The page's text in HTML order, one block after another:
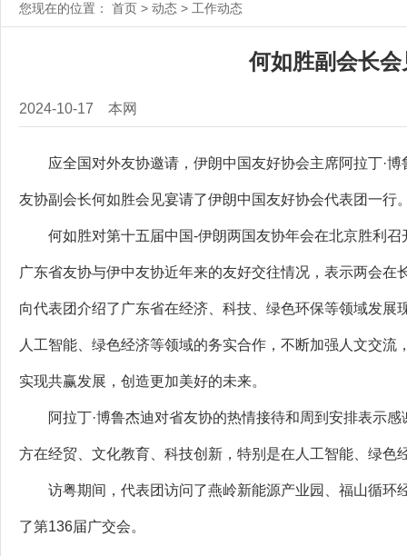
您现在的位置： 首页 > 动态 > 工作动态
何如胜副会长
2024-10-17 本网
应全国对外友协邀请，伊朗中国友好协会主席阿拉丁·博
友协副会长何如胜会见宴请了伊朗中国友好协会代表团一行
何如胜对第十五届中国-伊朗两国友协年会在北京胜利召
广东省友协与伊中友协近年来的友好交往情况，表示两会
向代表团介绍了广东省在经济、科技、绿色环保等领域发
人工智能、绿色经济等领域的务实合作，不断加强人文交
实现共赢发展，创造更加美好的未来。
阿拉丁·博鲁杰迪对省友协的热情接待和周到安排表示感
方在经贸、文化教育、科技创新，特别是在人工智能、绿色
访粤期间，代表团访问了燕岭新能源产业园、福山循环
了第136届广交会。